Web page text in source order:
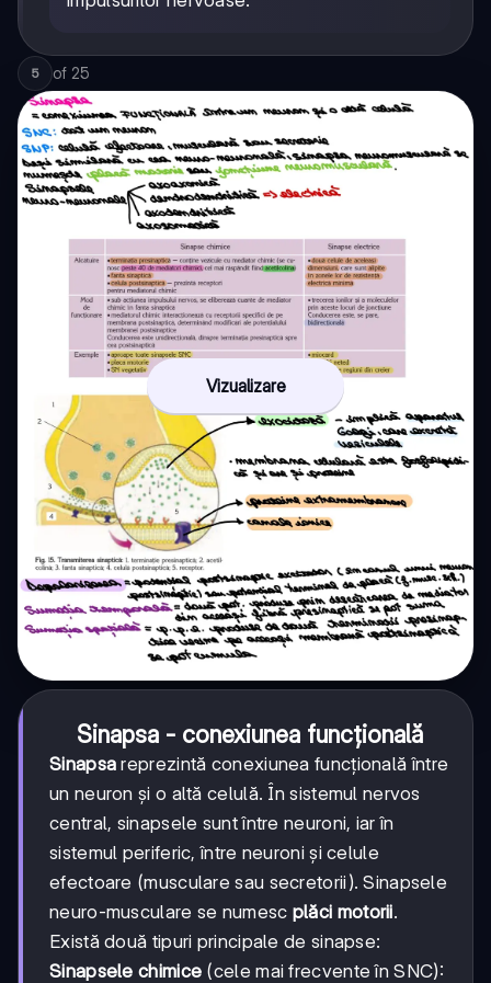
5 of 25
Vizualizare
Sinapsa - conexiunea funcțională
Sinapsa reprezintă conexiunea funcțională între
un neuron și o altă celulă. În sistemul nervos
central, sinapsele sunt între neuroni, iar în
sistemul periferic, între neuroni și celule
efectoare (musculare sau secretorii). Sinapsele
neuro-musculare se numesc plăci motorii.
Există două tipuri principale de sinapse:
Sinapsele chimice (cele mai frecvente în SNC):